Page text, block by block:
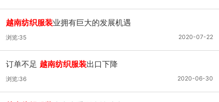
越南纺织服装业拥有巨大的发展机遇
2020-07-22
浏览:35
订单不足 越南纺织服装出口下降
2020-06-30
浏览:36